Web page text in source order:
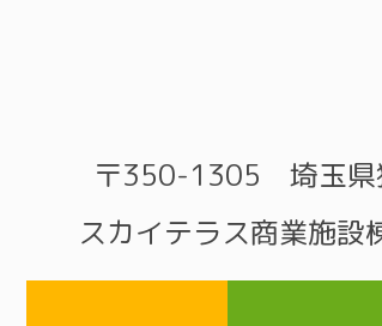
〒350-1305 埼玉県
スカイテラス商業施設